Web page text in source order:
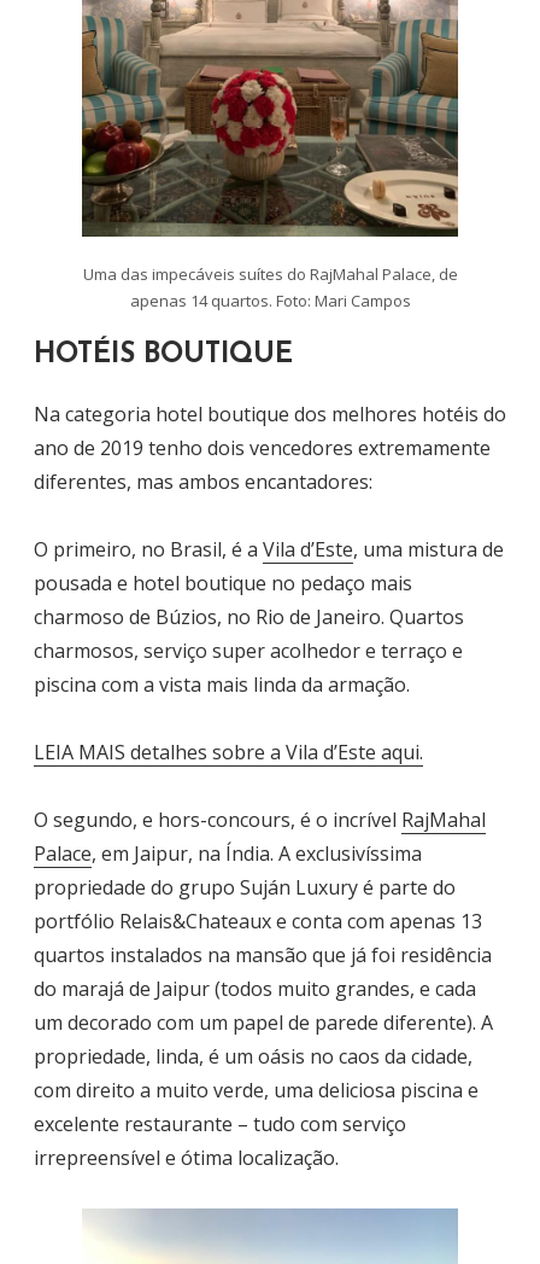
Uma das impecáveis suítes do RajMahal Palace, de
apenas 14 quartos. Foto: Mari Campos
HOTÉIS BOUTIQUE
Na categoria hotel boutique dos melhores hotéis do
ano de 2019 tenho dois vencedores extremamente
diferentes, mas ambos encantadores:
O primeiro, no Brasil, é a Vila d’Este, uma mistura de
pousada e hotel boutique no pedaço mais
charmoso de Búzios, no Rio de Janeiro. Quartos
charmosos, serviço super acolhedor e terraço e
piscina com a vista mais linda da armação.
LEIA MAIS detalhes sobre a Vila d’Este aqui.
O segundo, e hors-concours, é o incrível RajMahal
Palace, em Jaipur, na Índia. A exclusivíssima
propriedade do grupo Suján Luxury é parte do
portfólio Relais&Chateaux e conta com apenas 13
quartos instalados na mansão que já foi residência
do marajá de Jaipur (todos muito grandes, e cada
um decorado com um papel de parede diferente). A
propriedade, linda, é um oásis no caos da cidade,
com direito a muito verde, uma deliciosa piscina e
excelente restaurante – tudo com serviço
irrepreensível e ótima localização.